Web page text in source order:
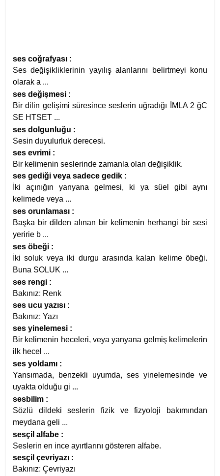
ses coğrafyası :
Ses değişikliklerinin yayılış alanlarını belirtmeyi konu
olarak a ...
ses değişmesi :
Bir dilin gelişimi süresince seslerin uğradığı İMLA 2 ğC
SE HTSET ...
ses dolgunluğu :
Sesin duyulurluk derecesi.
ses evrimi :
Bir kelimenin seslerinde zamanla olan değişiklik.
ses gediği veya sadece gedik :
İki açınığın yanyana gelmesi, ki ya süel gibi aynı
kelimede veya ...
ses orunlaması :
Başka bir dilden alınan bir kelimenin herhangi bir sesi
yeririe b ...
ses öbeği :
İki soluk veya iki durgu arasında kalan kelime öbeği.
Buna SOLUK ...
ses rengi :
Bakınız: Renk
ses ucu yazısı :
Bakınız: Yazı
ses yinelemesi :
Bir kelimenin heceleri, veya yanyana gelmiş kelimelerin
ilk hecel ...
ses yoldamı :
Yansımada, benzekli uyumda, ses yinelemesinde ve
uyakta olduğu gi ...
sesbilim :
Sözlü dildeki seslerin fizik ve fizyoloji bakımından
meydana geli ...
sesçil alfabe :
Seslerin en ince ayırtlarını gösteren alfabe.
sesçil çevriyazı :
Bakınız: Çevriyazı